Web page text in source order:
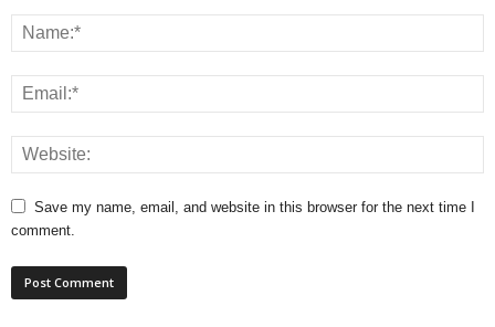
Save my name, email, and website in this browser for the next time I
comment.